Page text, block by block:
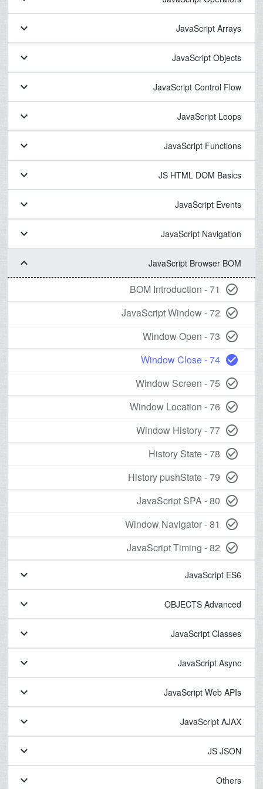
JavaScript Arrays
keyboard_arrow_down
JavaScript Objects
keyboard_arrow_down
JavaScript Control Flow
keyboard_arrow_down
JavaScript Loops
keyboard_arrow_down
JavaScript Functions
keyboard_arrow_down
JS HTML DOM Basics
keyboard_arrow_down
JavaScript Events
keyboard_arrow_down
JavaScript Navigation
keyboard_arrow_down
JavaScript Browser BOM
keyboard_arrow_down
check_circle_outline
71 - BOM Introduction
check_circle_outline
72 - JavaScript Window
check_circle_outline
73 - Window Open
check_circle
74 - Window Close
check_circle_outline
75 - Window Screen
check_circle_outline
76 - Window Location
check_circle_outline
77 - Window History
check_circle_outline
78 - History State
check_circle_outline
79 - History pushState
check_circle_outline
80 - JavaScript SPA
check_circle_outline
81 - Window Navigator
check_circle_outline
82 - JavaScript Timing
JavaScript ES6
keyboard_arrow_down
OBJECTS Advanced
keyboard_arrow_down
JavaScript Classes
keyboard_arrow_down
JavaScript Async
keyboard_arrow_down
JavaScript Web APIs
keyboard_arrow_down
JavaScript AJAX
keyboard_arrow_down
JS JSON
keyboard_arrow_down
Others
keyboard_arrow_down